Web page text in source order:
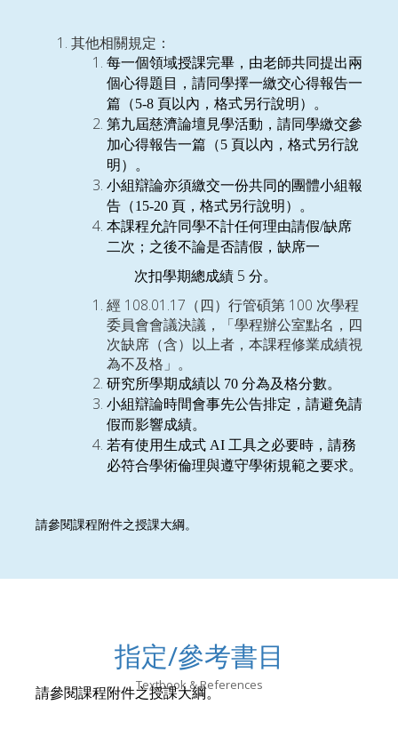
其他相關規定：
每一個領域授課完畢，由老師共同提出兩
個心得題目，請同學擇一繳交心得報告一
篇（5-8 頁以內，格式另行說明）。
第九屆慈濟論壇見學活動，請同學繳交參
加心得報告一篇（5 頁以內，格式另行說
明）。
小組辯論亦須繳交一份共同的團體小組報
告（15-20 頁，格式另行說明）。
本課程允許同學不計任何理由請假/缺席
二次；之後不論是否請假，缺席一
次扣學期總成績 5 分。
經 108.01.17 （四）行管碩第 100 次學程
委員會會議決議，「學程辦公室點名，四
次缺席（含）以上者，本課程修業成績視
為不及格」。
研究所學期成績以 70 分為及格分數。
小組辯論時間會事先公告排定，請避免請
假而影響成績。
若有使用生成式 AI 工具之必要時，請務
必符合學術倫理與遵守學術規範之要求。
請參閱課程附件之授課大綱。
指定/參考書目
Textbook & References
請參閱課程附件之授課大綱。